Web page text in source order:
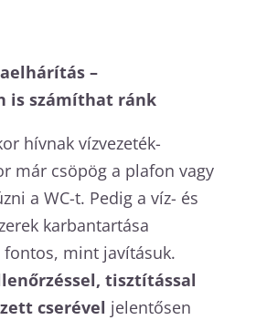
–
is számíthat ránk
hívnak vízvezeték-
már csöpög a plafon vagy
a WC-t. Pedig a víz- és
karbantartása
mint javításuk.
tisztítással
cserével jelentősen